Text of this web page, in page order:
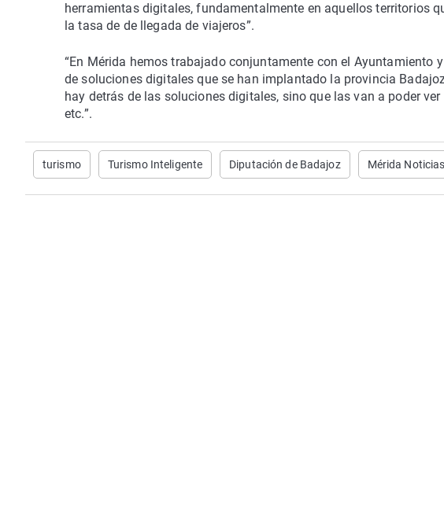
herramientas digitales, fundamentalmente en aquellos territorios
la tasa de de llegada de viajeros”.
“En Mérida hemos trabajado conjuntamente con el
de soluciones digitales que se han implantado la provincia
hay detrás de las soluciones digitales, sino que las van a poder
etc.”.
turismo Turismo Inteligente Diputación de Badajoz Mérida Noticias